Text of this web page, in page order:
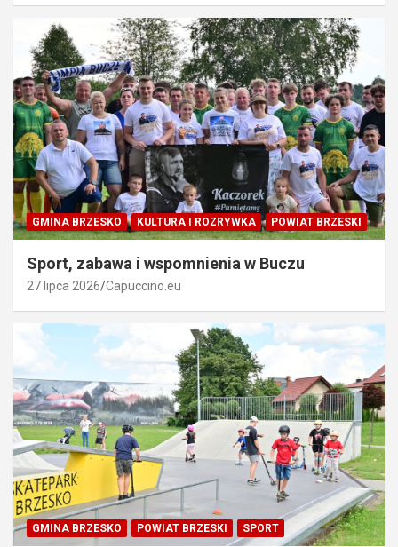
GMINA BRZESKO KULTURA I ROZRYWKA POWIAT BRZESKI
Sport, zabawa i wspomnienia w Buczu
27 lipca 2026 Capuccino.eu
GMINA BRZESKO POWIAT BRZESKI SPORT